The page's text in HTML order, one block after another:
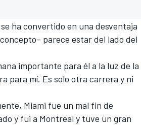
ha convertido en una desventaja
parece estar del lado del
importante para él a la luz de la
para mí. Es solo otra carrera y ni
Miami fue un mal fin de
y fui a Montreal y tuve un gran